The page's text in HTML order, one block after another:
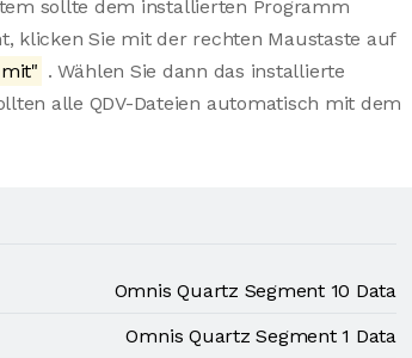
sollte dem installierten Programm
klicken Sie mit der rechten Maustaste auf
. Wählen Sie dann das installierte
alle QDV-Dateien automatisch mit dem
Omnis Quartz Segment 10 Data
Omnis Quartz Segment 1 Data